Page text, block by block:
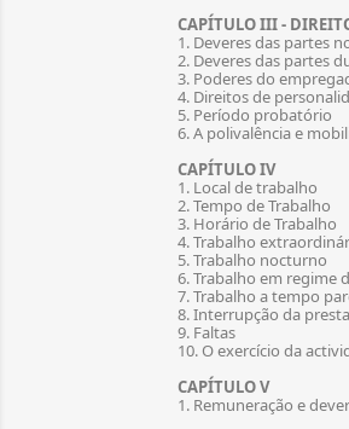
CAPÍTULO III -
1. Deveres das partes
2. Deveres das partes
3. Poderes do
4. Direitos de
5. Período probatório
6. A polivalência e
CAPÍTULO IV
1. Local de trabalho
2. Tempo de Trabalho
3. Horário de Trabalho
4. Trabalho
5. Trabalho nocturno
6. Trabalho em regime
7. Trabalho a tempo
8. Interrupção da
9. Faltas
10. O exercício da
CAPÍTULO V
1. Remuneração e